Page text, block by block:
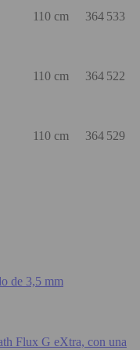
110 cm 364 533
110 cm 364 522
110 cm 364 529
de 3,5 mm
Flux G eXtra, con una